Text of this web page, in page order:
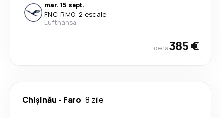
mar. 15 sept.
FNC-RMO· 2 escale
Lufthansa
de la385 €
Chișinău - Faro 8 zile